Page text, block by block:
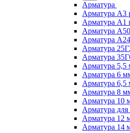
Арматура
Арматура А3
Арматура А1
Арматура
Арматура
Арматура
Арматура
Арматура 5,5
Арматура 6
Арматура 6,5
Арматура 8
Арматура 10
Арматура
Арматура 12
Арматура 14